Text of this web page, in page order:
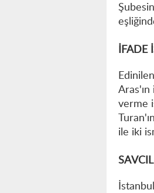
İFADE
verme
ile iki